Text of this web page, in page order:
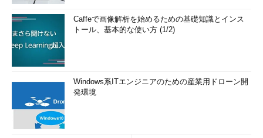
Caffeで画像解析を始めるための基礎知識とインス
トール、基本的な使い方 (1/2)
Windows系ITエンジニアのための産業用ドローン開
発環境